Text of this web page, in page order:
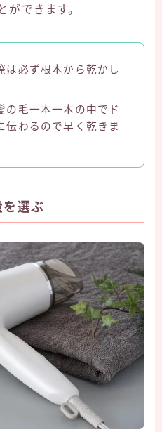
ができます。
は必ず根本から乾かし
の毛一本一本の中でド
伝わるので早く乾きま
選ぶ